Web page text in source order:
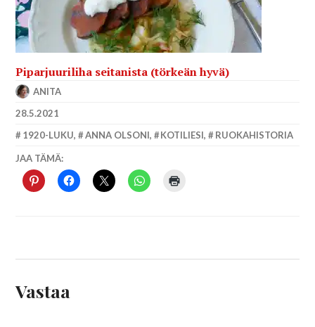
Piparjuuriliha seitanista (törkeän hyvä)
ANITA
28.5.2021
1920-LUKU, ANNA OLSONI, KOTILIESI, RUOKAHISTORIA
JAA TÄMÄ:
Vastaa